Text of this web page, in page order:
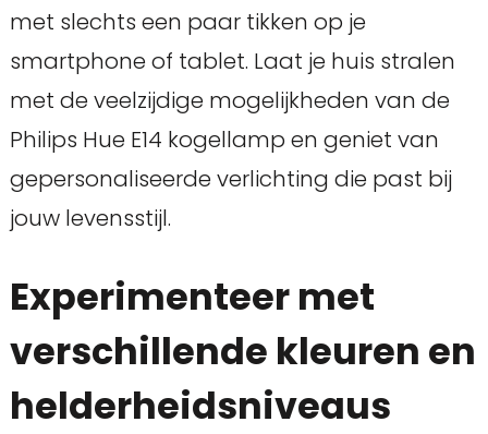
met slechts een paar tikken op je
smartphone of tablet. Laat je huis stralen
met de veelzijdige mogelijkheden van de
Philips Hue E14 kogellamp en geniet van
gepersonaliseerde verlichting die past bij
jouw levensstijl.
Experimenteer met
verschillende kleuren en
helderheidsniveaus